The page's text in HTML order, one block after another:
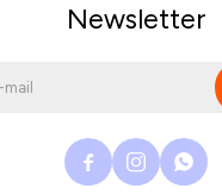
Newsletter
  